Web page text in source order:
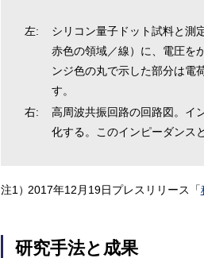
左:
シリコン量子ドット試料と測
赤色の領域／線）に、電圧を
ンジ色の丸で示した部分は電
す。
右:
高周波共振回路の回路図。イ
化する。このインピーダンス
注1）2017年12月19日プレスリリース「
研究手法と成果